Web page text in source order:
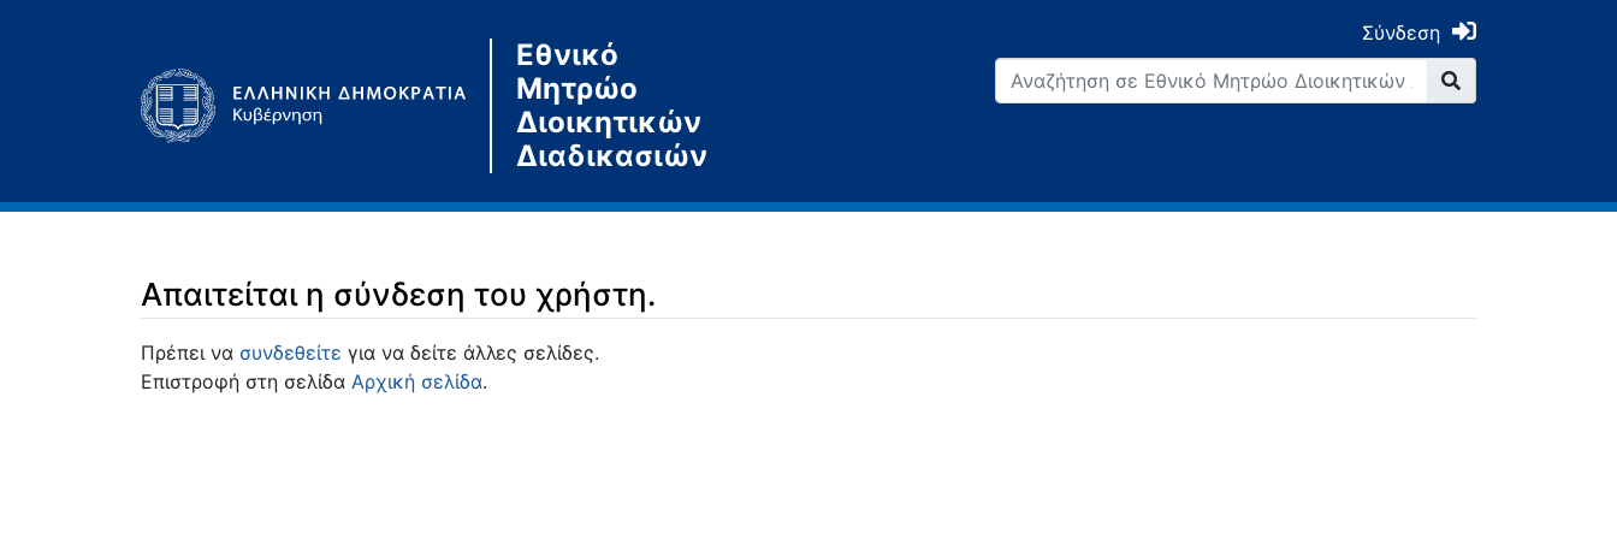
Εθνικό
Μητρώο
Διοικητικών
Διαδικασιών
Σύνδεση
Απαιτείται η σύνδεση του χρήστη.
Μετάβαση σε:πλοήγηση,αναζήτηση
Πρέπει να συνδεθείτε για να δείτε άλλες σελίδες.
Επιστροφή στη σελίδα Αρχική σελίδα.